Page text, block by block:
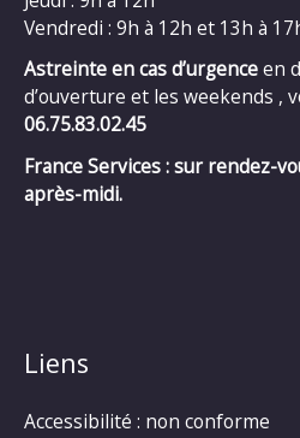
Vendredi : 9h à 12h et 13h à
Astreinte en cas d’urgenceen
d’ouverture et les weekends ,
06.75.83.02.45
France Services : sur rendez-
après-midi.
Liens
Accessibilité : non conforme